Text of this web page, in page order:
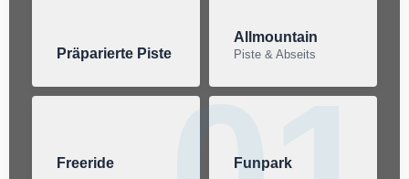
Präparierte Piste
Allmountain
Piste & Abseits
Freeride Funpark